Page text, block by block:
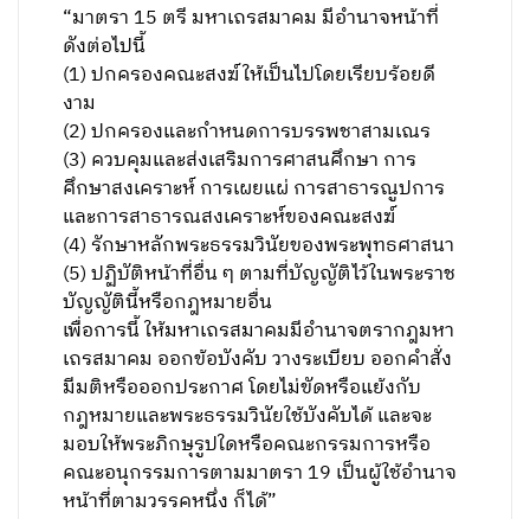
“มาตรา 15 ตรี มหาเถรสมาคม มีอำนาจหน้าที่
ดังต่อไปนี้
(1) ปกครองคณะสงฆ์ให้เป็นไปโดยเรียบร้อยดี
งาม
(2) ปกครองและกำหนดการบรรพชาสามเณร
(3) ควบคุมและส่งเสริมการศาสนศึกษา การ
ศึกษาสงเคราะห์ การเผยแผ่ การสาธารณูปการ
และการสาธารณสงเคราะห์ของคณะสงฆ์
(4) รักษาหลักพระธรรมวินัยของพระพุทธศาสนา
(5) ปฏิบัติหน้าที่อื่น ๆ ตามที่บัญญัติไว้ในพระราช
บัญญัตินี้หรือกฎหมายอื่น
เพื่อการนี้ ให้มหาเถรสมาคมมีอำนาจตรากฎมหา
เถรสมาคม ออกข้อบังคับ วางระเบียบ ออกคำสั่ง
มีมติหรือออกประกาศ โดยไม่ขัดหรือแย้งกับ
กฎหมายและพระธรรมวินัยใช้บังคับได้ และจะ
มอบให้พระภิกษุรูปใดหรือคณะกรรมการหรือ
คณะอนุกรรมการตามมาตรา 19 เป็นผู้ใช้อำนาจ
หน้าที่ตามวรรคหนึ่ง ก็ได้”